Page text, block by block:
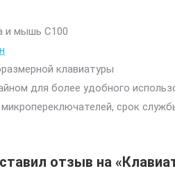
и мышь C100
клавиатуры
для более удобного
срок
отзыв на